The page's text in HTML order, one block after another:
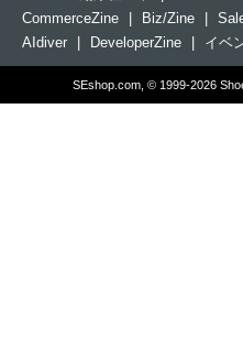
CommerceZine
Biz/Zine
AIdiver
DeveloperZine イベ
SEshop.com, © 1999-2026